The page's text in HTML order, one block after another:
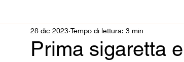
Prima sigaretta
28 dic 2023 Tempo di lettura: 3 min